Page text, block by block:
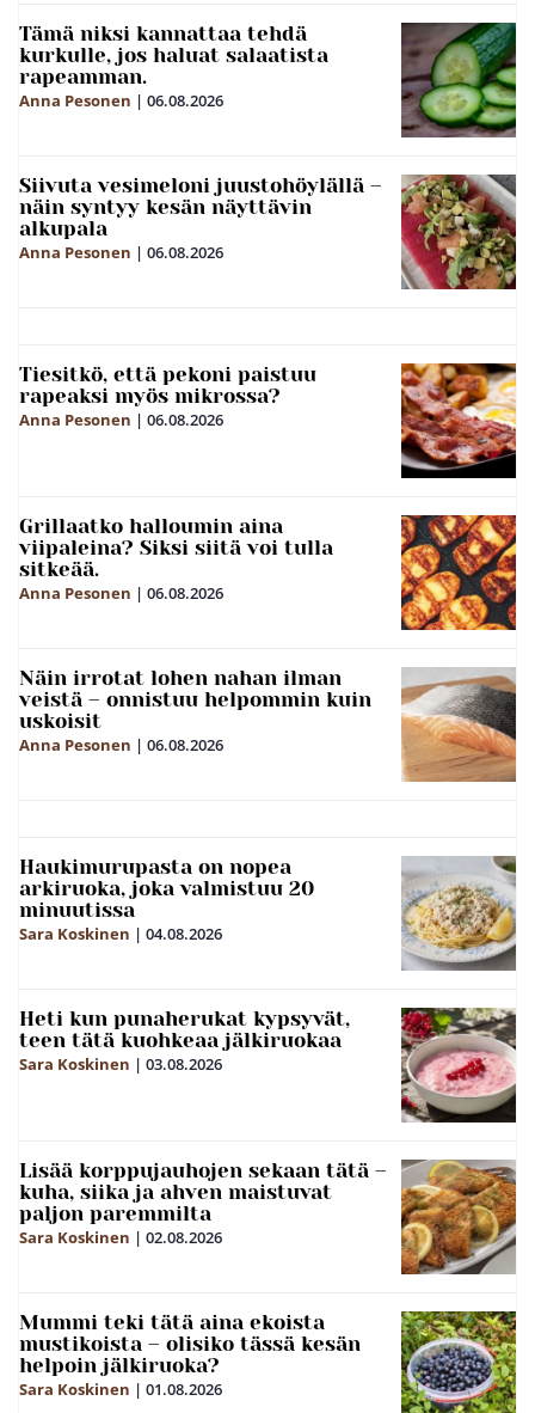
Tämä niksi kannattaa tehdä
kurkulle, jos haluat salaatista
rapeamman.
Anna Pesonen | 06.08.2026
Siivuta vesimeloni juustohöylällä –
näin syntyy kesän näyttävin
alkupala
Anna Pesonen | 06.08.2026
Tiesitkö, että pekoni paistuu
rapeaksi myös mikrossa?
Anna Pesonen | 06.08.2026
Grillaatko halloumin aina
viipaleina? Siksi siitä voi tulla
sitkeää.
Anna Pesonen | 06.08.2026
Näin irrotat lohen nahan ilman
veistä – onnistuu helpommin kuin
uskoisit
Anna Pesonen | 06.08.2026
Haukimurupasta on nopea
arkiruoka, joka valmistuu 20
minuutissa
Sara Koskinen | 04.08.2026
Heti kun punaherukat kypsyvät,
teen tätä kuohkeaa jälkiruokaa
Sara Koskinen | 03.08.2026
Lisää korppujauhojen sekaan tätä –
kuha, siika ja ahven maistuvat
paljon paremmilta
Sara Koskinen | 02.08.2026
Mummi teki tätä aina ekoista
mustikoista – olisiko tässä kesän
helpoin jälkiruoka?
Sara Koskinen | 01.08.2026